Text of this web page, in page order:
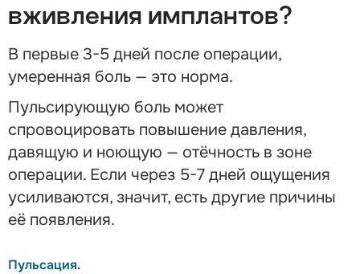
вживления имплантов?
В первые 3-5 дней после операции,
умеренная боль — это норма.
Пульсирующую боль может
спровоцировать повышение давления,
давящую и ноющую — отёчность в зоне
операции. Если через 5-7 дней ощущения
усиливаются, значит, есть другие причины
её появления.
Пульсация.